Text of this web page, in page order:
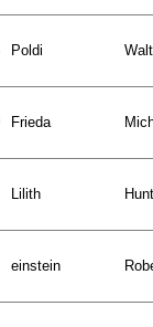
Poldi
Frieda
Lilith
einstein